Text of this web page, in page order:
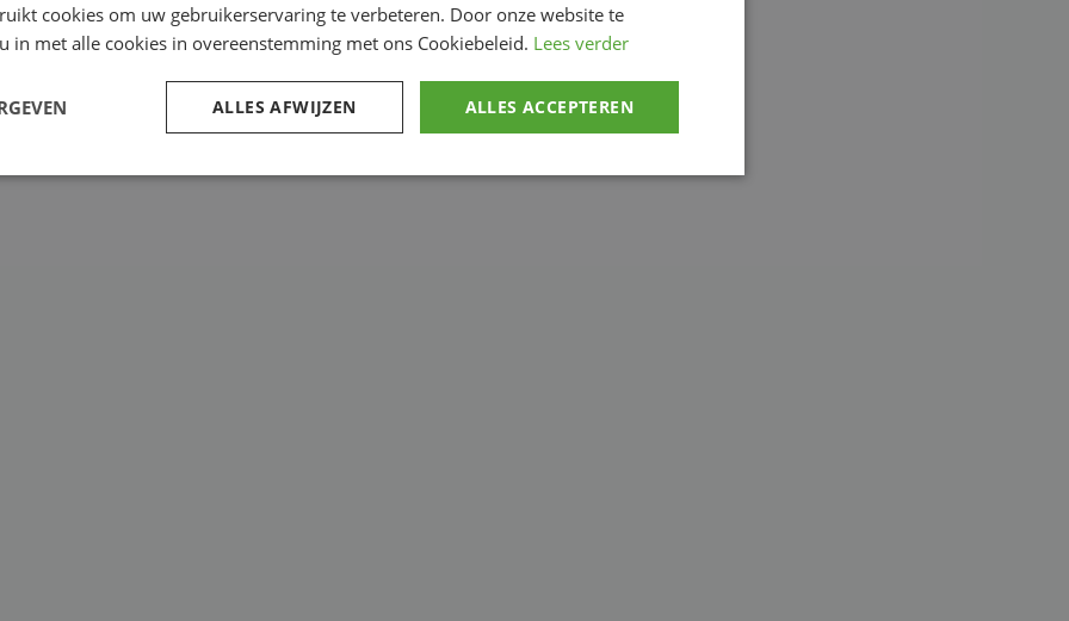
cookies om uw gebruikerservaring te verbeteren. Door onze website te
in met alle cookies in overeenstemming met ons Cookiebeleid. Lees verder
ALLES ACCEPTEREN
ALLES AFWIJZEN